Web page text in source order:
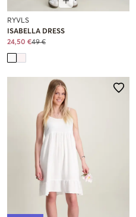
RYVLS
ISABELLA DRESS
24,50 €49 €